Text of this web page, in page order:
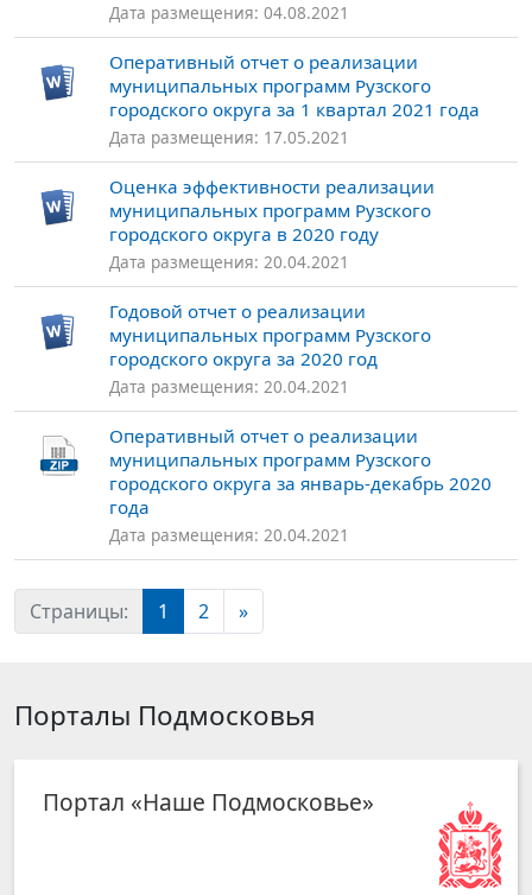
Дата размещения: 04.08.2021
Оперативный отчет о реализации
муниципальных программ Рузского
городского округа за 1 квартал 2021 года
Дата размещения: 17.05.2021
Оценка эффективности реализации
муниципальных программ Рузского
городского округа в 2020 году
Дата размещения: 20.04.2021
Годовой отчет о реализации
муниципальных программ Рузского
городского округа за 2020 год
Дата размещения: 20.04.2021
Оперативный отчет о реализации
муниципальных программ Рузского
городского округа за январь-декабрь 2020
года
Дата размещения: 20.04.2021
Страницы: 1 2 »
Порталы Подмосковья
Портал «Наше Подмосковье»